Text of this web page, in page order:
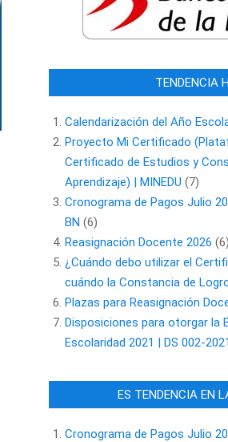
TENDENCIA
Calendarización del Año
Proyecto Mi Certificado
Certificado de Estudios y
Aprendizaje) | MINEDU (7)
Cronograma de Pagos Julio
BN (6)
Reasignación Docente 2026 (6)
¿Cuándo debo utilizar el
cuándo la Constancia de
Plazas para Reasignación
Disposiciones para otorgar la
Escolaridad 2021 | DS 002-
ES TENDENCIA EN
Cronograma de Pagos Julio